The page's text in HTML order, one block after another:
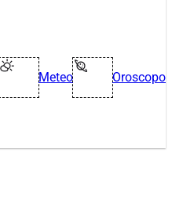
Meteo Oroscopo